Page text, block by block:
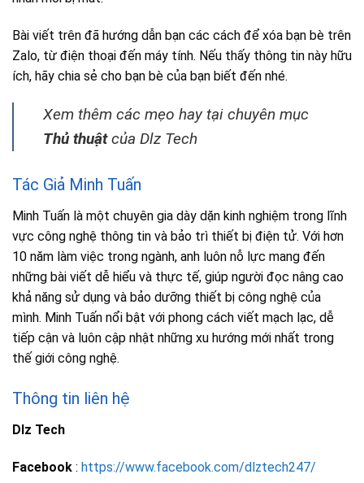
Bài viết trên đã hướng dẫn bạn các cách để xóa bạn bè trên
Zalo, từ điện thoại đến máy tính. Nếu thấy thông tin này hữu
ích, hãy chia sẻ cho bạn bè của bạn biết đến nhé.
Xem thêm các mẹo hay tại chuyên mục
Thủ thuậtcủa Dlz Tech
Tác Giả Minh Tuấn
Minh Tuấn là một chuyên gia dày dặn kinh nghiệm trong lĩnh
vực công nghệ thông tin và bảo trì thiết bị điện tử. Với hơn
10 năm làm việc trong ngành, anh luôn nỗ lực mang đến
những bài viết dễ hiểu và thực tế, giúp người đọc nâng cao
khả năng sử dụng và bảo dưỡng thiết bị công nghệ của
mình. Minh Tuấn nổi bật với phong cách viết mạch lạc, dễ
tiếp cận và luôn cập nhật những xu hướng mới nhất trong
thế giới công nghệ.
Thông tin liên hệ
Dlz Tech
Facebook : https://www.facebook.com/dlztech247/